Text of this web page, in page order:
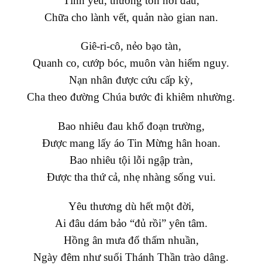
Chữa cho lành vết, quản nào gian nan.
Giê-ri-cô, nẻo bạo tàn,
Quanh co, cướp bóc, muôn vàn hiểm nguy.
Nạn nhân được cứu cấp kỳ,
Cha theo đường Chúa bước đi khiêm nhường.
Bao nhiêu đau khổ đoạn trường,
Được mang lấy áo Tin Mừng hân hoan.
Bao nhiêu tội lỗi ngập tràn,
Được tha thứ cả, nhẹ nhàng sống vui.
Yêu thương dù hết một đời,
Ai đâu dám bảo “đủ rồi” yên tâm.
Hồng ân mưa đổ thấm nhuần,
Ngày đêm như suối Thánh Thần trào dâng.